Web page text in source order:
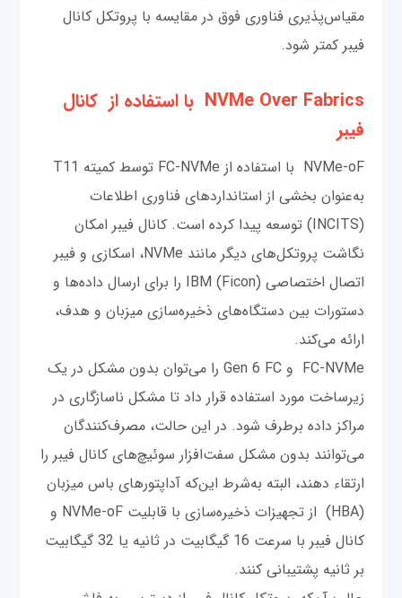
مقیاس‌‌پذیری فناوری فوق در مقایسه با پروتکل کانال
فیبر کمتر شود.
NVMe Over Fabrics با استفاده از کانال
فیبر
NVMe-oF با استفاده از FC-NVMe توسط کمیته T11
به‌عنوان بخشی از استانداردهای فناوری اطلاعات
(INCITS) توسعه پیدا کرده است. کانال فیبر امکان
نگاشت پروتکل‌های دیگر مانند NVMe، اسکازی و فیبر
اتصال اختصاصی IBM (Ficon) را برای ارسال داده‌ها و
دستورات بین دستگاه‌های ذخیره‌سازی میزبان و هدف،
ارائه می‌کند.
FC-NVMe و Gen 6 FC را می‌توان بدون مشکل در یک
زیرساخت مورد استفاده قرار داد تا مشکل ناسازگاری در
مراکز داده برطرف شود. در این حالت، مصرف‌کنندگان
می‌توانند بدون مشکل سفت‌افزار سوئیچ‌های کانال فیبر را
ارتقاء دهند، البته به‌شرط این‌که آداپتورهای باس میزبان
(HBA) از تجهیزات ذخیره‌سازی با قابلیت NVMe-oF و
کانال فیبر با سرعت 16 گیگابیت در ثانیه یا 32 گیگابیت
بر ثانیه پشتیبانی کنند.